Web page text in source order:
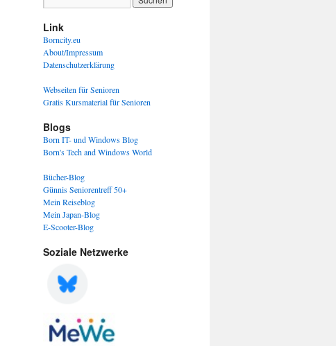
Link
Borncity.eu
About/Impressum
Datenschutzerklärung
Webseiten für Senioren
Gratis Kursmaterial für Senioren
Blogs
Born IT- und Windows Blog
Born's Tech and Windows World
Bücher-Blog
Günnis Seniorentreff 50+
Mein Reiseblog
Mein Japan-Blog
E-Scooter-Blog
Soziale Netzwerke